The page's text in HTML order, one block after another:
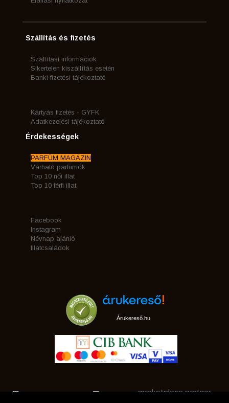
Szállítás és fizetés
Szállítási információk
Sikertelen kiszállítás esetén
Banki fizetési tájékoztató
Kártyás fizetés - GYFK
Adatkezelési tájékoztató
Érdekességek
PARFÜM MAGAZIN
Várható parfümök
Top 10 női illat
Top 10 férfi illat
Facebook
Instagram
Névnap ajánló
Illatcsaládok
Árukereső.hu
marketplace partner